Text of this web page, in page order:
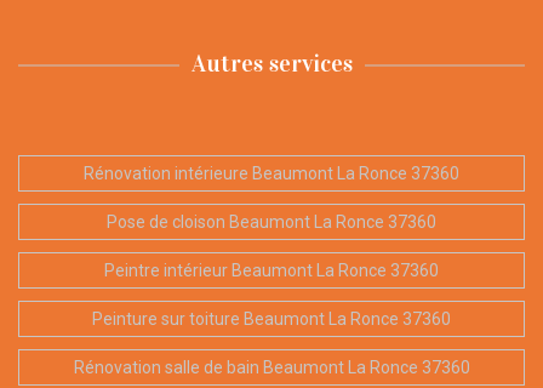
Autres services
Rénovation intérieure Beaumont La Ronce 37360
Pose de cloison Beaumont La Ronce 37360
Peintre intérieur Beaumont La Ronce 37360
Peinture sur toiture Beaumont La Ronce 37360
Rénovation salle de bain Beaumont La Ronce 37360